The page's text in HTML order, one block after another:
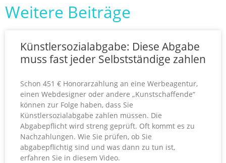
Weitere Beiträge
Künstlersozialabgabe: Diese Abgabe
muss fast jeder Selbstständige zahlen
Schon 451 € Honorarzahlung an eine Werbeagentur,
einen Webdesigner oder andere „Kunstschaffende“
können zur Folge haben, dass Sie
Künstlersozialabgabe zahlen müssen. Die
Abgabepflicht wird streng geprüft. Oft kommt es zu
Nachzahlungen. Wie Sie prüfen, ob Sie
abgabepflichtig sind und was dann zu tun ist,
erfahren Sie in diesem Video.